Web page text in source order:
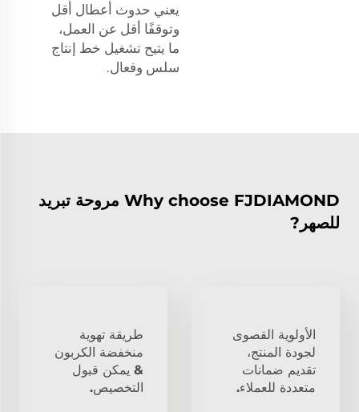
يعني حدوث أعطال أقل
وتوقفًا أقل عن العمل،
ما يتيح تشغيل خط إنتاج
سلس وفعال.
Why choose FJDIAMOND مروحة تبريد
للصهر?
الأولوية القصوى
لجودة المنتج،
تقديم ضمانات
متعددة للعملاء.
طريقة تهوية
منخفضة الكربون
& يمكن قبول
التخصيص.